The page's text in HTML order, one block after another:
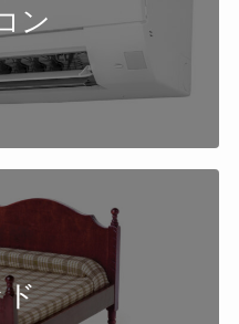
ン